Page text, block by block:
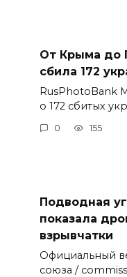
От Крыма до
сбила 172
RusPhotoBank
о 172 сбитых
0 155
Подводная
показала
взрывчатки
Официальный
союза /